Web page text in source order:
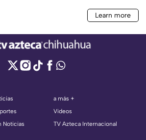
Noticias
a más +
Videos
TV Azteca Internacional